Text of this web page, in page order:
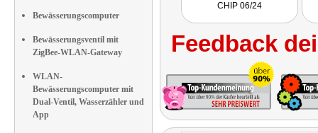
Bewässerungscomputer
Bewässerungsventil mit
ZigBee-WLAN-Gateway
WLAN-
Bewässerungscomputer mit
Dual-Ventil, Wasserzähler und
App
CHIP 06/24
Feedback